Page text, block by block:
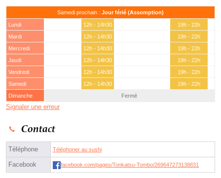
Samedi prochain : Jour férié (Assomption)
Lundi 12h - 14h30
19h - 22h
Mardi
12h - 14h30
19h - 22h
Mercredi
12h - 14h30
19h - 22h
Jeudi
12h - 14h30
19h - 22h
Vendredi
12h - 14h30
19h - 22h
Samedi
12h - 14h30
19h - 22h
Dimanche
Fermé
Signaler une erreur
Contact
Téléphone Téléphoner au sushi
Facebook facebook.com/pages/Tonkatsu-Tombo/269647273138831